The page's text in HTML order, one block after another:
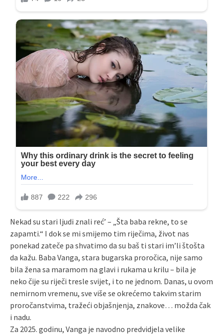
Nekad su stari ljudi znali reć’ – „Šta baba rekne, to se
zapamti.“ I dok se mi smijemo tim riječima, život nas
ponekad zateče pa shvatimo da su baš ti stari im’li štošta
da kažu. Baba Vanga, stara bugarska proročica, nije samo
bila žena sa maramom na glavi i rukama u krilu – bila je
neko čije su riječi tresle svijet, i to ne jednom. Danas, u ovom
nemirnom vremenu, sve više se okrećemo takvim starim
proročanstvima, tražeći objašnjenja, znakove… možda čak
i nadu.
Za 2025. godinu, Vanga je navodno predvidjela velike